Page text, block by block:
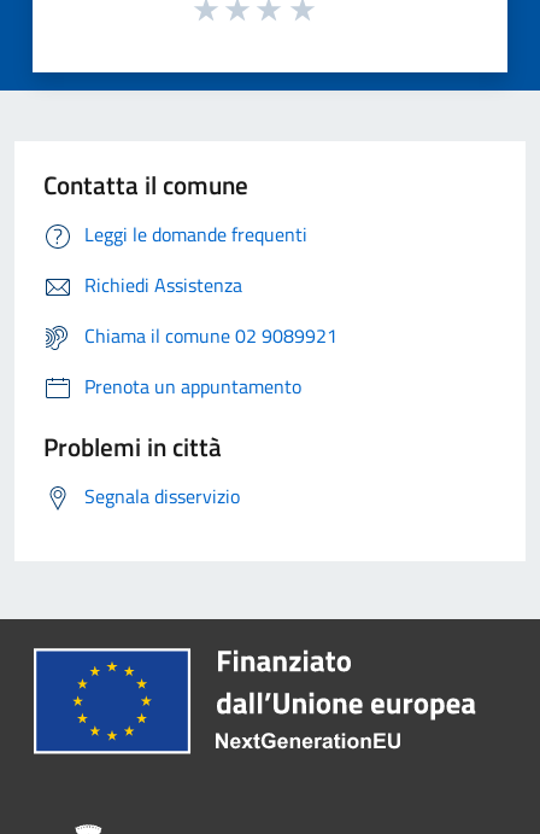
Contatta il comune
Leggi le domande frequenti
Richiedi Assistenza
Chiama il comune 02 9089921
Prenota un appuntamento
Problemi in città
Segnala disservizio